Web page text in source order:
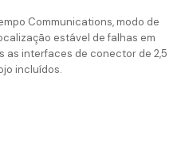
Communications, modo de
estável de falhas em
as interfaces de conector de 2,5
incluídos.